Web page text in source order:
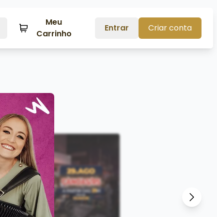
Meu
Carrinho
Entrar Criar conta